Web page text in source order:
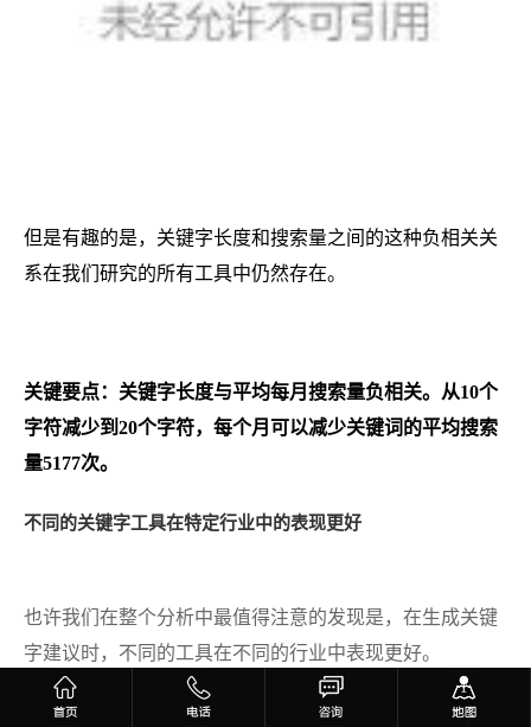
但是有趣的是，关键字长度和搜索量之间的这种负相关关
系在我们研究的所有工具中仍然存在。
关键要点：关键字长度与平均每月搜索量负相关。从10个
字符减少到20个字符，每个月可以减少关键词的平均搜索
量5177次。
不同的关键字工具在特定行业中的表现更好
也许我们在整个分析中最值得注意的发现是，在生成关键
字建议时，不同的工具在不同的行业中表现更好。